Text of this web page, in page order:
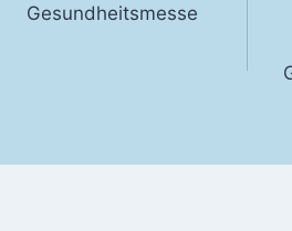
Gesundheitsmesse